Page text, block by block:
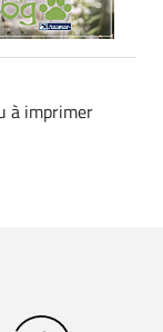
à imprimer